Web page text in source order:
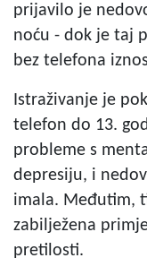
prijavilo je
noću - dok je taj
bez telefona
Istraživanje je
telefon do 13.
probleme s
depresiju, i
imala. Međutim,
zabilježena
pretilosti.